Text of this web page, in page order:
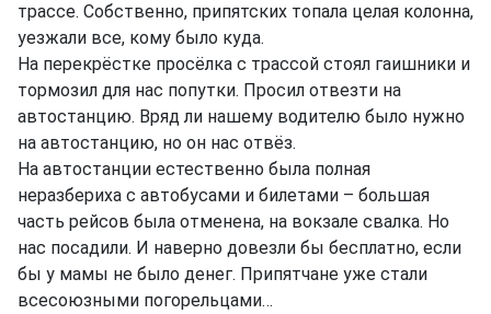
трассе. Собственно, припятских топала целая колонна,
уезжали все, кому было куда.
На перекрёстке просёлка с трассой стоял гаишники и
тормозил для нас попутки. Просил отвезти на
автостанцию. Вряд ли нашему водителю было нужно
на автостанцию, но он нас отвёз.
На автостанции естественно была полная
неразбериха с автобусами и билетами – большая
часть рейсов была отменена, на вокзале свалка. Но
нас посадили. И наверно довезли бы бесплатно, если
бы у мамы не было денег. Припятчане уже стали
всесоюзными погорельцами…